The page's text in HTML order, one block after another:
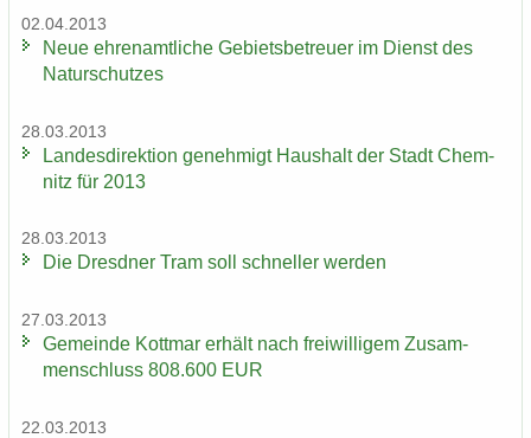
02.04.2013
Neue eh­ren­amt­li­che Ge­biets­be­treu­er im Dienst des
Na­tur­schut­zes
28.03.2013
Lan­des­di­rek­ti­on ge­neh­migt Haus­halt der Stadt Chem­
nitz für 2013
28.03.2013
Die Dresd­ner Tram soll schnel­ler wer­den
27.03.2013
Ge­mein­de Kott­mar er­hält nach frei­wil­li­gem Zu­sam­
men­schluss 808.600 EUR
22.03.2013